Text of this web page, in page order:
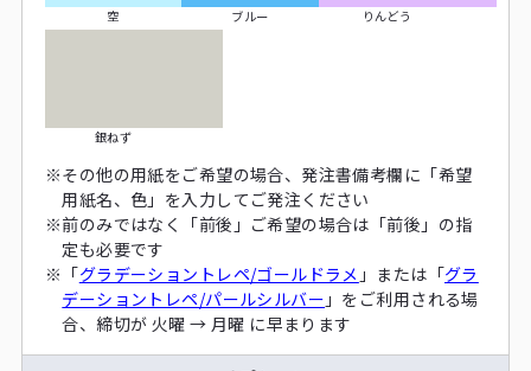
空 ブルー りんどう
銀ねず
※その他の用紙をご希望の場合、発注書備考欄に「希望
用紙名、色」を入力してご発注ください
※前のみではなく「前後」ご希望の場合は「前後」の指
定も必要です
※ 「グラデーショントレペ/ゴールドラメ 」または「グラ
デーショントレペ/パールシルバー 」をご利用される場
合、締切が 火曜 → 月曜 に早まります